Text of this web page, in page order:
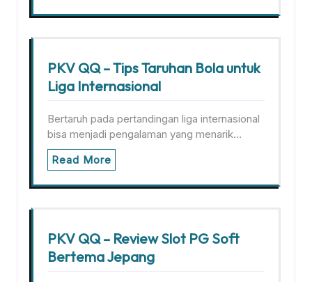
PKV QQ – Tips Taruhan Bola untuk
Liga Internasional
Bertaruh pada pertandingan liga internasional
bisa menjadi pengalaman yang menarik…
Read More
PKV QQ – Review Slot PG Soft
Bertema Jepang